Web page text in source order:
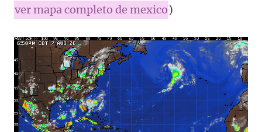
ver mapa completo de mexico)